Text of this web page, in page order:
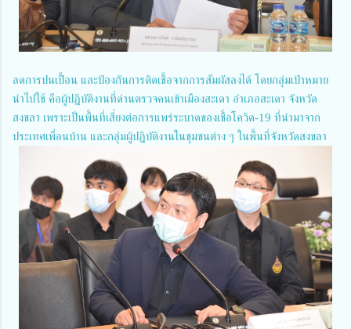
ลดการปนเปื้อน และป้องกันการติดเชื้อจากการสัมผัสลงได้ โดยกลุ่มเป้าหมาย
นำไปใช้ คือผู้ปฏิบัติงานที่ด่านตรวจคนเข้าเมืองสะเดา อำเภอสะเดา จังหวัด
สงขลา เพราะเป็นพื้นที่เสี่ยงต่อการแพร่ระบาดของเชื้อโควิด-19 ที่นำมาจาก
ประเทศเพื่อนบ้าน และกลุ่มผู้ปฏิบัติงานในชุมชนต่าง ๆ ในพื้นที่จังหวัดสงขลา